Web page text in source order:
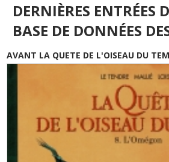
DERNIÈRES ENTRÉES
BASE DE DONNÉES
AVANT LA QUETE DE L'OISEAU DU